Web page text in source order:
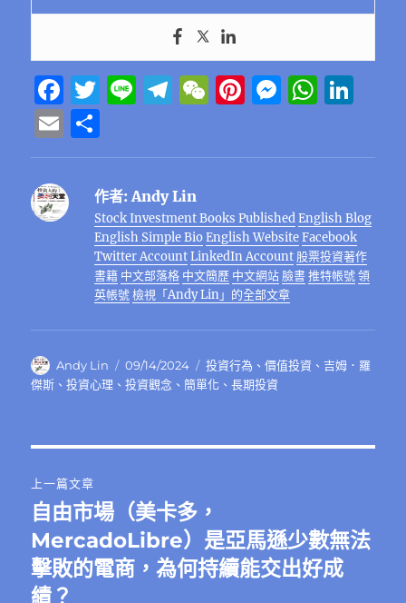
F
a
c
b
T
it
r
Li
e
T
e
r
a
m
W
C
at
Pi
te
st
M
ss
n
g
er
W
at
A
p
p
k
d
I
n
E
m
ai
l
享
作者:Andy Lin
Stock Investment Books Published English Blog
English Simple Bio English Website Facebook
Twitter Account LinkedIn Account 股票投資著作
書籍 中文部落格 中文簡歷 中文網站 臉書 推特帳號 領
英帳號 檢視「Andy Lin」的全部文章
作
者
Andy Lin
發
佈
09/14/2024
分
類
投資行為 、價值投資 、吉姆．羅
傑斯 、投資心理 、投資觀念 、簡單化 、長期投資
章
導
覽
上一篇文章
上
一
篇
文
自由市場（美卡多，
MercadoLibre）是亞馬遜少數無法
擊敗的電商，為何持續能交出好成
績？